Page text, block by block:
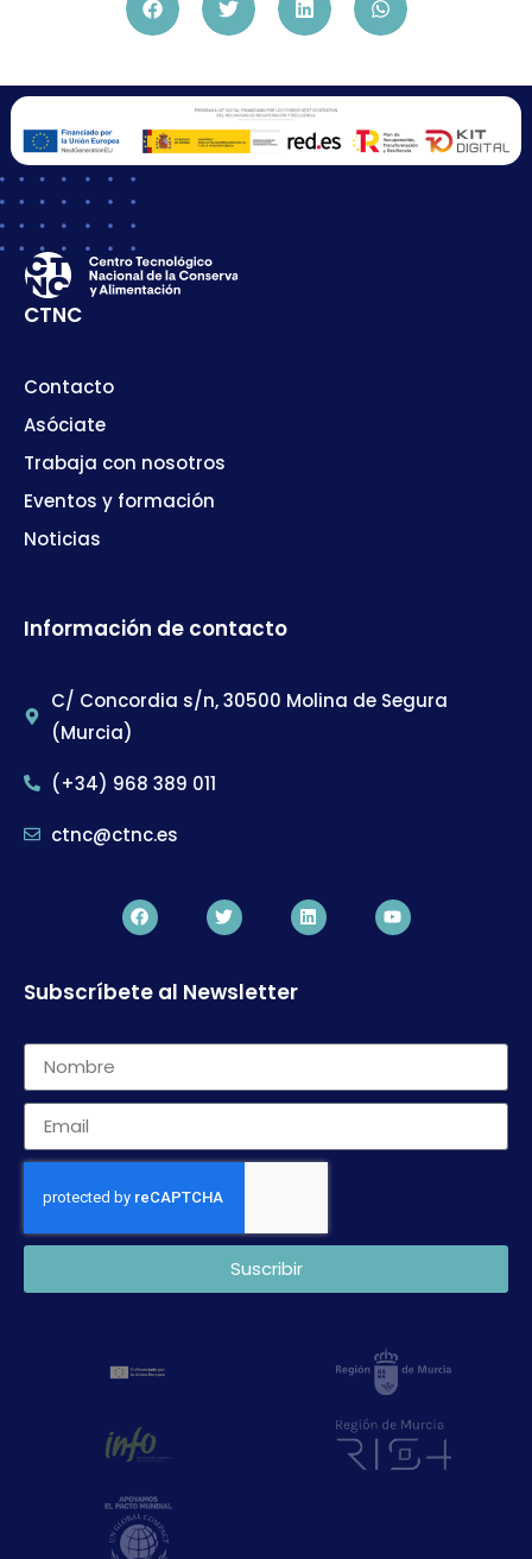
CTNC
Contacto
Asóciate
Trabaja con nosotros
Eventos y formación
Noticias
Información de contacto
C/ Concordia s/n, 30500 Molina de Segura
(Murcia)
(+34) 968 389 011
ctnc@ctnc.es
Subscríbete al Newsletter
Suscribir